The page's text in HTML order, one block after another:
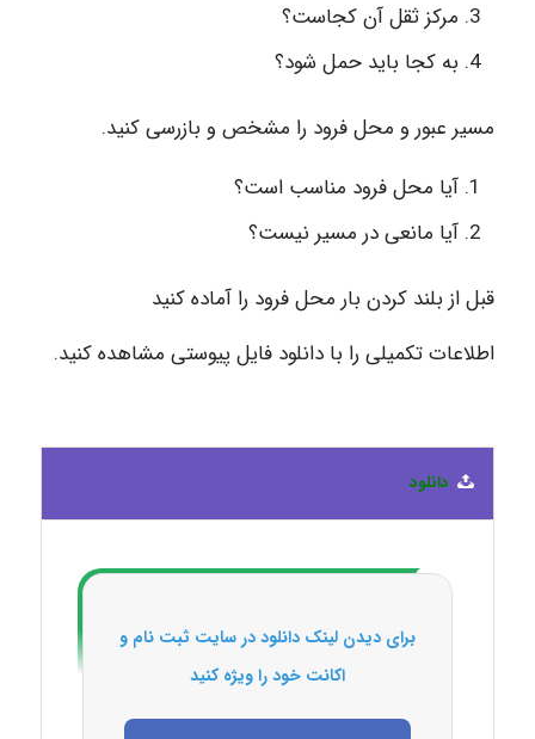
مرکز ثقل آن کجاست؟
به کجا باید حمل شود؟
مسیر عبور و محل فرود را مشخص و بازرسی کنید.
آیا محل فرود مناسب است؟
آیا مانعی در مسیر نیست؟
قبل از بلند کردن بار محل فرود را آماده کنید
اطلاعات تکمیلی را با دانلود فایل پیوستی مشاهده کنید.
دانلود
برای دیدن لینک دانلود در سایت ثبت نام و
اکانت خود را ویژه کنید